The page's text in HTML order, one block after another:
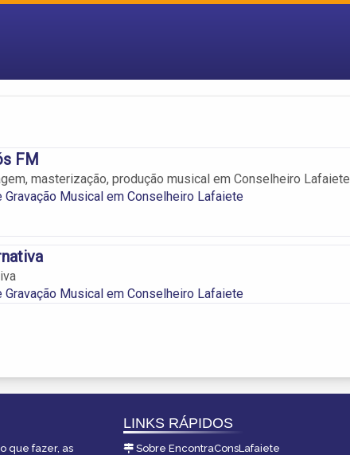
FM
masterização, produção musical em Conselheiro Lafaiete
Gravação Musical em Conselheiro Lafaiete
Gravação Musical em Conselheiro Lafaiete
que fazer, as
LINKS RÁPIDOS
Sobre EncontraConsLafaiete